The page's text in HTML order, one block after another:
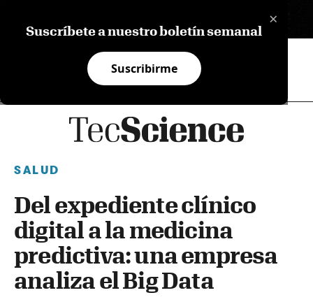
×
Suscríbete a nuestro boletín semanal
Suscribirme
SALUD
Del expediente clínico
digital a la medicina
predictiva: una empresa
analiza el Big Data